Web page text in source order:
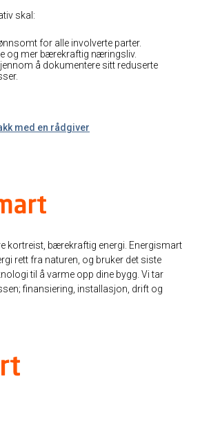
skal:
for alle involverte parter.
og mer bærekraftig næringsliv.
å dokumentere sitt reduserte
med en rådgiver
kortreist, bærekraftig energi. Energismart
rett fra naturen, og bruker det siste
til å varme opp dine bygg. Vi tar
finansiering, installasjon, drift og